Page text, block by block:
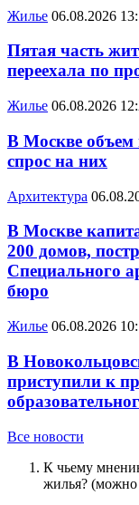
Жилье 06.08.2026
Пятая часть
переехала по
Жилье 06.08.2026
В Москве объем
спрос на них
Архитектура
В Москве
200 домов,
Специального
бюро
Жилье 06.08.2026
В
приступили к
Все новости
К чьему
жилья? (можно